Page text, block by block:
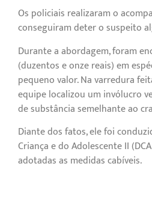
Os policiais realizaram o
conseguiram deter o suspeito
Durante a abordagem, foram
(duzentos e onze reais) em
pequeno valor. Na varredura
equipe localizou um invólucro
de substância semelhante ao
Diante dos fatos, ele foi
Criança e do Adolescente II
adotadas as medidas cabíveis.